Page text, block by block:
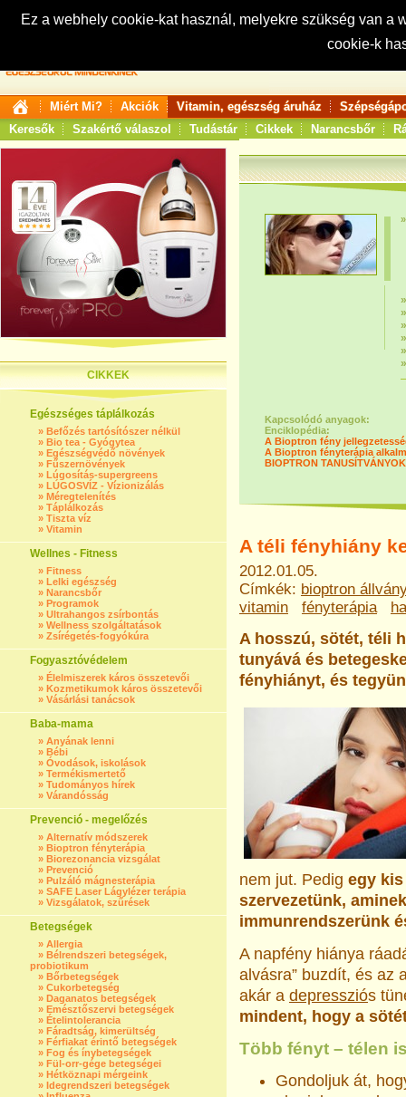
Ez a webhely cookie-kat használ, melyekre szükség van
cookie-k
Keresés:
Miért Mi? Akciók Vitamin, egészség áruház
Keresők
Szakértő válaszol Tudástár Cikkek Narancsbőr
CIKKEK
Egészséges táplálkozás
» Befőzés tartósítószer nélkül
» Bio tea - Gyógytea
» Egészségvédő növények
» Fűszernövények
» Lúgosítás-supergreens
» LÚGOSVÍZ - Vízionizálás
» Méregtelenítés
» Táplálkozás
» Tiszta víz
» Vitamin
Wellnes - Fitness
» Fitness
» Lelki egészség
» Narancsbőr
» Programok
» Ultrahangos zsírbontás
» Wellness szolgáltatások
» Zsírégetés-fogyókúra
Fogyasztóvédelem
» Élelmiszerek káros összetevői
» Kozmetikumok káros összetevői
» Vásárlási tanácsok
Baba-mama
» Anyának lenni
» Bébi
» Óvodások, iskolások
» Termékismertető
» Tudományos hírek
» Várandósság
Prevenció - megelőzés
» Alternatív módszerek
» Bioptron fényterápia
» Biorezonancia vizsgálat
» Prevenció
» Pulzáló mágnesterápia
» SAFE Laser Lágylézer terápia
» Vizsgálatok, szűrések
Betegségek
» Allergia
» Bélrendszeri betegségek,
probiotikum
» Bőrbetegségek
» Cukorbetegség
» Daganatos betegségek
» Emésztőszervi betegségek
» Ételintolerancia
» Fáradtság, kimerültség
» Férfiakat érintő betegségek
» Fog és ínybetegségek
» Fül-orr-gége betegségei
» Hétköznapi mérgeink
» Idegrendszeri betegségek
Kapcsolódó anyagok:
Enciklopédia:
A Bioptron fény
A Bioptron fényterápia
BIOPTRON TANUSÍTVÁNYOK
A téli fényhiány
2012.01.05.
Címkék: bioptron
vitamin
fényterápia
A hosszú, sötét, téli
tunyává és
fényhiányt, és
nem jut. Pedig egy
szervezetünk,
immunrendszerünk
A napfény hiánya
alvásra” buzdít, és az
akár a depressziós
mindent, hogy a
Több fényt – télen
Gondoljuk át,